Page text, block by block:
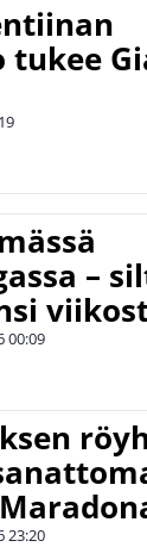
–
00:09
23:20